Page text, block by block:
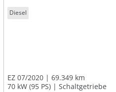
Diesel
EZ 07/2020
69.349 km
70 kW (95 PS)
Schaltgetriebe